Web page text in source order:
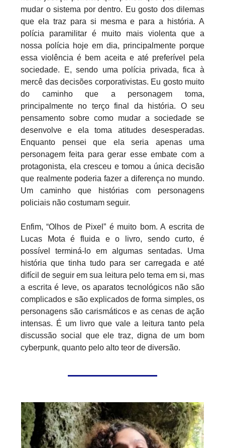
mudar o sistema por dentro. Eu gosto dos dilemas
que ela traz para si mesma e para a história. A
polícia paramilitar é muito mais violenta que a
nossa polícia hoje em dia, principalmente porque
essa violência é bem aceita e até preferível pela
sociedade. E, sendo uma polícia privada, fica à
mercê das decisões corporativistas. Eu gosto muito
do caminho que a personagem toma,
principalmente no terço final da história. O seu
pensamento sobre como mudar a sociedade se
desenvolve e ela toma atitudes desesperadas.
Enquanto pensei que ela seria apenas uma
personagem feita para gerar esse embate com a
protagonista, ela cresceu e tomou a única decisão
que realmente poderia fazer a diferença no mundo.
Um caminho que histórias com personagens
policiais não costumam seguir.
Enfim, “Olhos de Pixel” é muito bom. A escrita de
Lucas Mota é fluida e o livro, sendo curto, é
possível terminá-lo em algumas sentadas. Uma
história que tinha tudo para ser carregada e até
difícil de seguir em sua leitura pelo tema em si, mas
a escrita é leve, os aparatos tecnológicos não são
complicados e são explicados de forma simples, os
personagens são carismáticos e as cenas de ação
intensas. É um livro que vale a leitura tanto pela
discussão social que ele traz, digna de um bom
cyberpunk, quanto pelo alto teor de diversão.